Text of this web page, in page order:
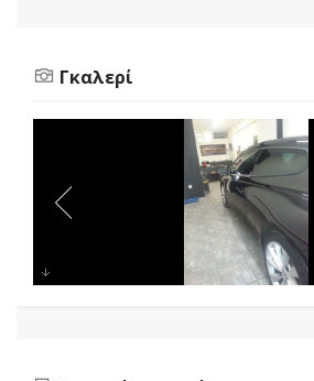
Γκαλερί